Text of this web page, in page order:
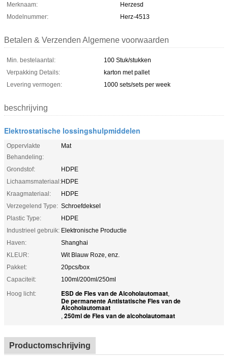
Merknaam:
Herzesd
Modelnummer:
Herz-4513
Betalen & Verzenden Algemene voorwaarden
Min. bestelaantal:
100 Stuk/stukken
Verpakking Details:
karton met pallet
Levering vermogen:
1000 sets/sets per week
beschrijving
Elektrostatische lossingshulpmiddelen
Oppervlakte
Behandeling:
Mat
Grondstof:
HDPE
Lichaamsmateriaal:HDPE
Kraagmateriaal:
HDPE
Verzegelend Type: Schroefdeksel
Plastic Type:
HDPE
Industrieel gebruik: Elektronische Productie
Haven:
Shanghai
KLEUR:
Wit Blauw Roze, enz.
Pakket:
20pcs/box
Capaciteit:
100ml/200ml/250ml
Hoog licht:
ESD de Fles van de Alcoholautomaat,
De permanente Antistatische Fles van de
Alcoholautomaat
, 250ml de Fles van de alcoholautomaat
Productomschrijving